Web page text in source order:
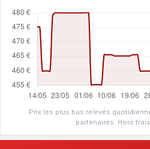
Prix les plus bas relevés
partenaires. Hors